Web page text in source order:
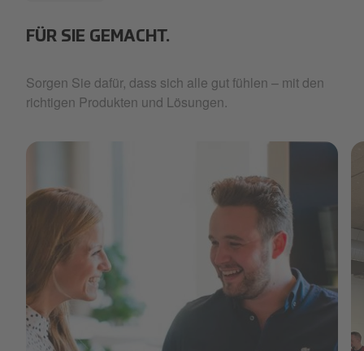
FÜR SIE GEMACHT.
Sorgen Sie dafür, dass sich alle gut fühlen – mit den
richtigen Produkten und Lösungen.